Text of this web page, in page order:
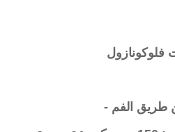
فلوكونازول
طريق الفم -